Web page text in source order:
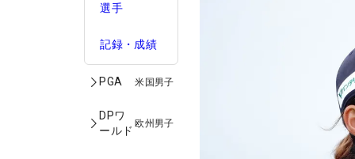
選手
記録・成績
PGA 米国男子
DPワ
ールド
欧州男子